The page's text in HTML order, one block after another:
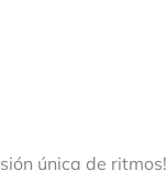
única de ritmos!